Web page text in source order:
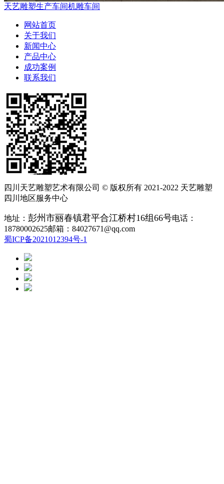
天艺雕塑生产车间机雕车间
网站首页
关于我们
新闻中心
产品中心
成功案例
联系我们
四川天艺雕塑艺术有限公司 © 版权所有 2021-2022 天艺雕塑
四川地区服务中心
地址： 彭州市丽春镇君平合江桥村16组66号电话：
18780002625邮箱：84027671@qq.com
蜀ICP备2021012394号-1